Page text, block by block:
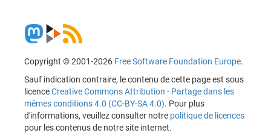
Copyright © 2001-2026 Free Software Foundation Europe.
Sauf indication contraire, le contenu de cette page est sous
licenceCreative Commons Attribution - Partage dans les
mêmes conditions 4.0 (CC-BY-SA 4.0). Pour plus
d'informations, veuillez consulter notre politique de licences
pour les contenus de notre site internet.